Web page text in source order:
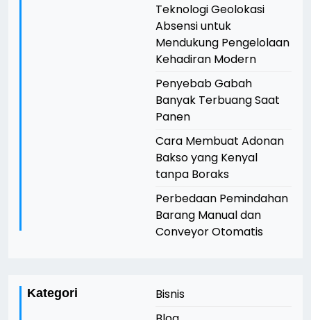
Teknologi Geolokasi
Absensi untuk
Mendukung Pengelolaan
Kehadiran Modern
Penyebab Gabah
Banyak Terbuang Saat
Panen
Cara Membuat Adonan
Bakso yang Kenyal
tanpa Boraks
Perbedaan Pemindahan
Barang Manual dan
Conveyor Otomatis
Kategori
Bisnis